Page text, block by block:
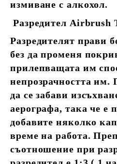
измиване с алкохол.
Разредител Airbrush
Разредителят прави
без да променя
прилепващата им
непрозрачността им.
да се забави
аерографа, така че е
добавите няколко
време на работа.
съотношение при